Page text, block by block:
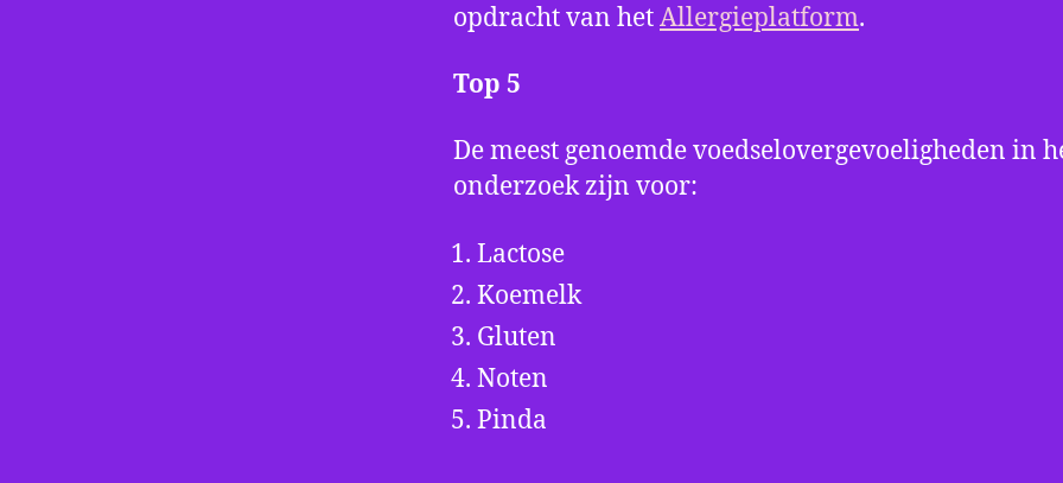
opdracht van hetAllergieplatform.
Top 5
De meest genoemde voedselovergevoeligheden in
onderzoek zijn voor:
Lactose
Koemelk
Gluten
Noten
Pinda